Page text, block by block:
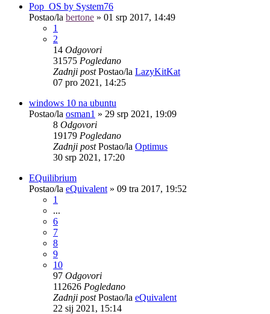
Pop_OS by System76
Postao/la bertone » 01 srp 2017, 14:49
1
2
14 Odgovori
31575 Pogledano
Zadnji postPostao/la LazyKitKat
07 pro 2021, 14:25
windows 10 na ubuntu
Postao/la osman1 » 29 srp 2021, 19:09
8 Odgovori
19179 Pogledano
Zadnji postPostao/la Optimus
30 srp 2021, 17:20
EQuilibrium
Postao/la eQuivalent » 09 tra 2017, 19:52
1
...
6
7
8
9
10
97 Odgovori
112626 Pogledano
Zadnji postPostao/la eQuivalent
22 sij 2021, 15:14